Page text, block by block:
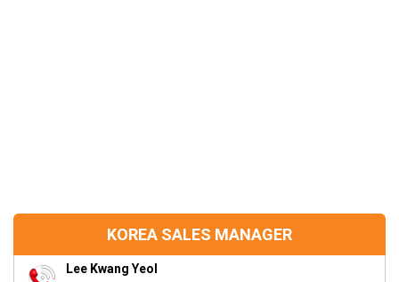
KOREA SALES MANAGER
Lee Kwang Yeol